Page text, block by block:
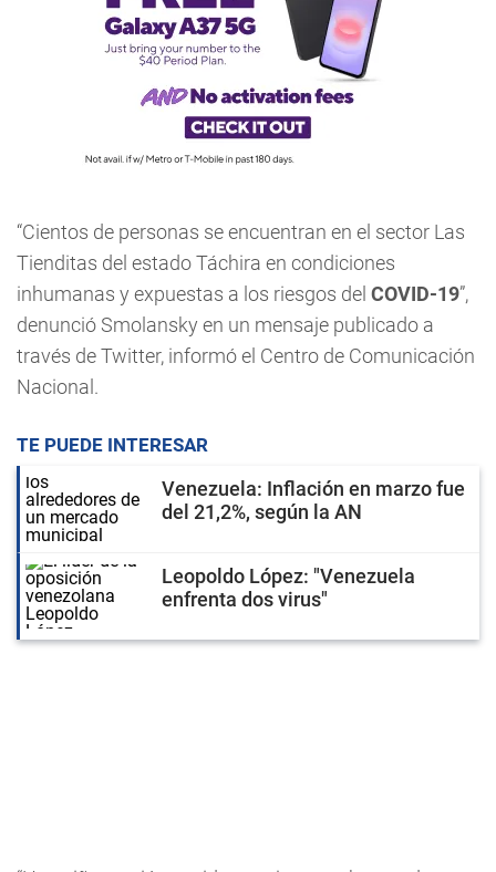
“Cientos de personas se encuentran en el sector Las
Tienditas del estado Táchira en condiciones
inhumanas y expuestas a los riesgos del COVID-19”,
denunció Smolansky en un mensaje publicado a
través de Twitter, informó el Centro de Comunicación
Nacional.
TE PUEDE INTERESAR
Venezuela: Inflación en marzo fue
del 21,2%, según la AN
Leopoldo López: "Venezuela
enfrenta dos virus"